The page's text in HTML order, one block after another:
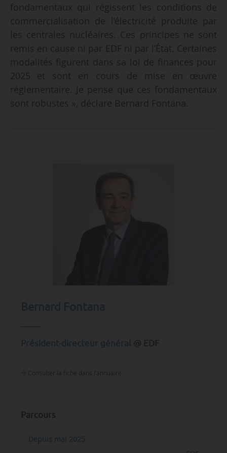
fondamentaux qui régissent les conditions de
commercialisation de l’électricité produite par
les centrales nucléaires. Ces principes ne sont
remis en cause ni par EDF ni par l’État. Certaines
modalités figurent dans sa loi de finances pour
2025 et sont en cours de mise en œuvre
réglementaire. Je pense que ces fondamentaux
sont robustes », déclare Bernard Fontana.
Parcours